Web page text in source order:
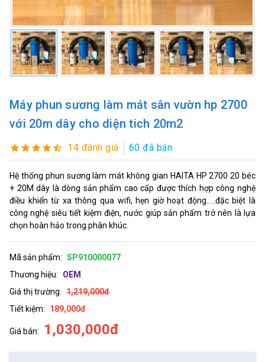
Máy phun sương làm mát sân vườn hp 2700
với 20m dây cho diện tich 20m2
14 đánh giá 60 đã bán
Hệ thống phun sương làm mát không gian HAITA HP 2700 20 béc
+ 20M dây là dòng sản phẩm cao cấp được thích hợp công nghệ
điều khiển từ xa thông qua wifi, hẹn giờ hoạt động.....đặc biệt là
công nghệ siêu tiết kiệm điện, nước giúp sản phẩm trở nên là lựa
chọn hoàn hảo trong phân khúc.
Mã sản phẩm: SP910000077
Thương hiệu:
OEM
Giá thị trường: 1,219,000đ
Tiết kiệm:
189,000đ
Giá bán: 1,030,000đ